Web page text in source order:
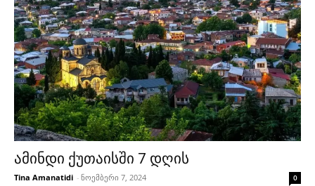
ამინდი ქუთაისში 7 დღის
Tina Amanatidi - ნოემბერი 7, 2024 0